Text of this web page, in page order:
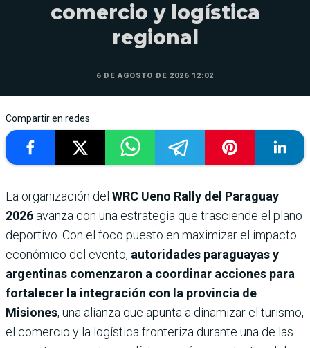
comercio y logística
regional
6 DE AGOSTO DE 2026 12:02
Compartir en redes
La organización del WRC Ueno Rally del Paraguay
2026 avanza con una estrategia que trasciende el plano
deportivo. Con el foco puesto en maximizar el impacto
económico del evento, autoridades paraguayas y
argentinas comenzaron a coordinar acciones para
fortalecer la integración con la provincia de
Misiones, una alianza que apunta a dinamizar el turismo,
el comercio y la logística fronteriza durante una de las